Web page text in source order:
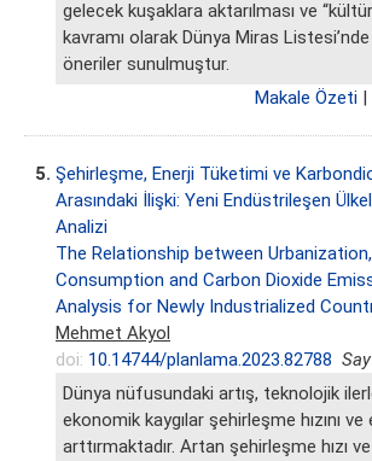
gelecek kuşaklara aktarılması ve
kavramı olarak Dünya Miras
öneriler sunulmuştur.
Makale Özeti
5. Şehirleşme, Enerji Tüketimi ve
Arasındaki İlişki: Yeni Endüstrileşen
Analizi
The Relationship between
Consumption and Carbon Dioxide
Analysis for Newly Industrialized
Mehmet Akyol
doi: 10.14744/planlama.2023.82788
Dünya nüfusundaki artış, teknolojik
ekonomik kaygılar şehirleşme hızını
arttırmaktadır. Artan şehirleşme hızı